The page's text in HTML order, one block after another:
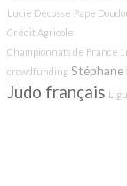
Lucie Décosse Pape
Crédit Agricole
Championnats de France
crowdfunding Stéphane
Judo français